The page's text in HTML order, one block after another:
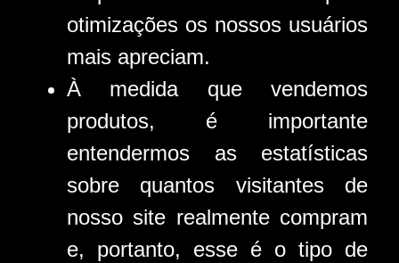
otimizações os nossos usuários
mais apreciam.
À medida que vendemos
produtos, é importante
entendermos as estatísticas
sobre quantos visitantes de
nosso site realmente compram
e, portanto, esse é o tipo de